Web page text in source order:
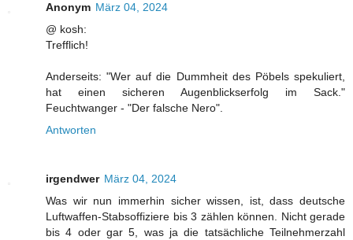
Anonym März 04, 2024
@ kosh:
Trefflich!
Anderseits: "Wer auf die Dummheit des Pöbels spekuliert,
hat einen sicheren Augenblickserfolg im Sack."
Feuchtwanger - "Der falsche Nero".
Antworten
irgendwer März 04, 2024
Was wir nun immerhin sicher wissen, ist, dass deutsche
Luftwaffen-Stabsoffiziere bis 3 zählen können. Nicht gerade
bis 4 oder gar 5, was ja die tatsächliche Teilnehmerzahl